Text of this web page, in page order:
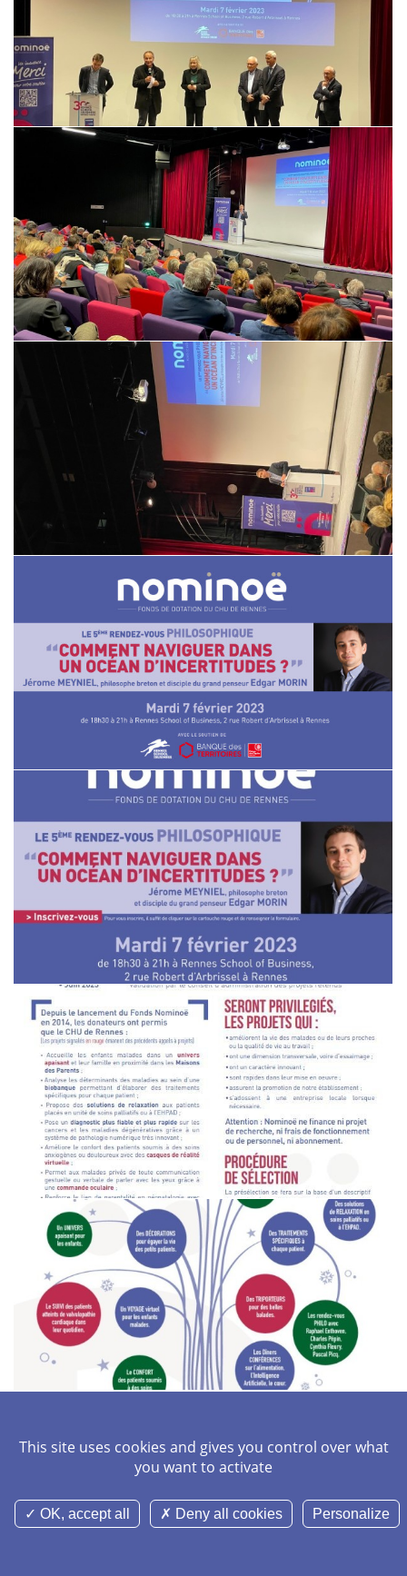
This site uses cookies and gives you control over what
you want to activate
OK, accept all Deny all cookies Personalize